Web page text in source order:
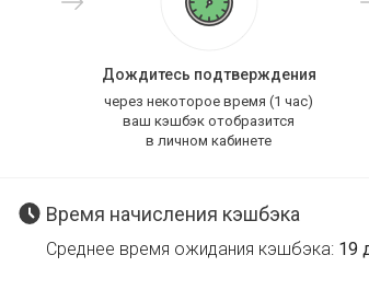
Дождитесь подтверждения
через некоторое время (1 час)
ваш кэшбэк отобразится
в личном кабинете
Время начисления кэшбэка
Среднее время ожидания кэшбэка: 19